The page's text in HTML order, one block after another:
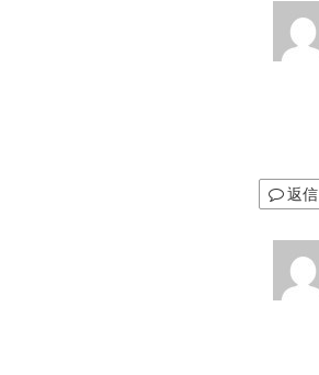
返信